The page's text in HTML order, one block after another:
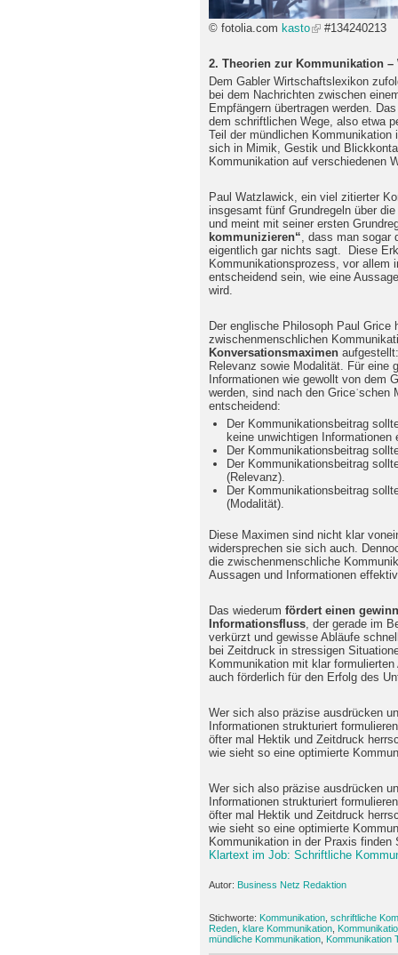
© fotolia.com kasto #134240213
2. Theorien zur Kommunikation –
Dem Gabler Wirtschaftslexikon
bei dem Nachrichten zwischen
Empfängern übertragen werden.
dem schriftlichen Wege, also etwa
Teil der mündlichen
sich in Mimik, Gestik und
Kommunikation auf verschiedenen
Paul Watzlawick, ein viel zitierter
insgesamt fünf Grundregeln über
und meint mit seiner ersten
kommunizieren“ , dass man
eigentlich gar nichts sagt. Diese
Kommunikationsprozess, vor allem
entscheidend sein, wie eine
wird.
Der englische Philosoph Paul Grice
zwischenmenschlichen
Konversationsmaximen
Relevanz sowie Modalität. Für eine
Informationen wie gewollt von dem
werden, sind nach den Griceʾschen
entscheidend:
Der Kommunikationsbeitrag
keine unwichtigen Informationen
Der Kommunikationsbeitrag
Der Kommunikationsbeitrag
(Relevanz).
Der Kommunikationsbeitrag
(Modalität).
Diese Maximen sind nicht klar
widersprechen sie sich auch.
die zwischenmenschliche
Aussagen und Informationen
Das wiederum fördert einen
Informationsfluss , der gerade im
verkürzt und gewisse Abläufe
bei Zeitdruck in stressigen
Kommunikation mit klar
auch förderlich für den Erfolg des
Wer sich also präzise ausdrücken
Informationen strukturiert
öfter mal Hektik und Zeitdruck
wie sieht so eine optimierte
Wer sich also präzise ausdrücken
Informationen strukturiert
öfter mal Hektik und Zeitdruck
wie sieht so eine optimierte
Kommunikation in der Praxis
Klartext im Job: Schriftliche
Autor: Business Netz Redaktion
Stichworte: Kommunikation schriftliche
Reden klare Kommunikation
mündliche Kommunikation Kommunikation